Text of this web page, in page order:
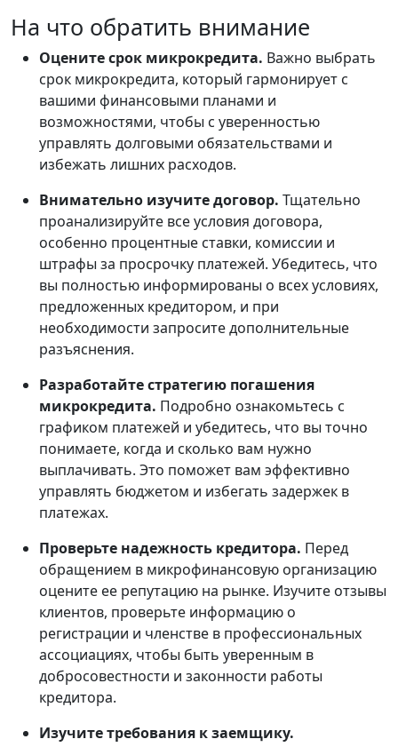
На что обратить внимание
Оцените срок микрокредита. Важно выбрать
срок микрокредита, который гармонирует с
вашими финансовыми планами и
возможностями, чтобы с уверенностью
управлять долговыми обязательствами и
избежать лишних расходов.
Внимательно изучите договор. Тщательно
проанализируйте все условия договора,
особенно процентные ставки, комиссии и
штрафы за просрочку платежей. Убедитесь, что
вы полностью информированы о всех условиях,
предложенных кредитором, и при
необходимости запросите дополнительные
разъяснения.
Разработайте стратегию погашения
микрокредита. Подробно ознакомьтесь с
графиком платежей и убедитесь, что вы точно
понимаете, когда и сколько вам нужно
выплачивать. Это поможет вам эффективно
управлять бюджетом и избегать задержек в
платежах.
Проверьте надежность кредитора. Перед
обращением в микрофинансовую организацию
оцените ее репутацию на рынке. Изучите отзывы
клиентов, проверьте информацию о
регистрации и членстве в профессиональных
ассоциациях, чтобы быть уверенным в
добросовестности и законности работы
кредитора.
Изучите требования к заемщику.